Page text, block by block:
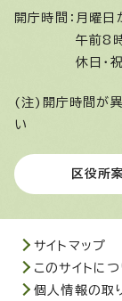
開庁時間： 月曜日
午前8
休日・
(注)開庁時間が異
い
区役所
サイトマップ
このサイトに
個人情報の取